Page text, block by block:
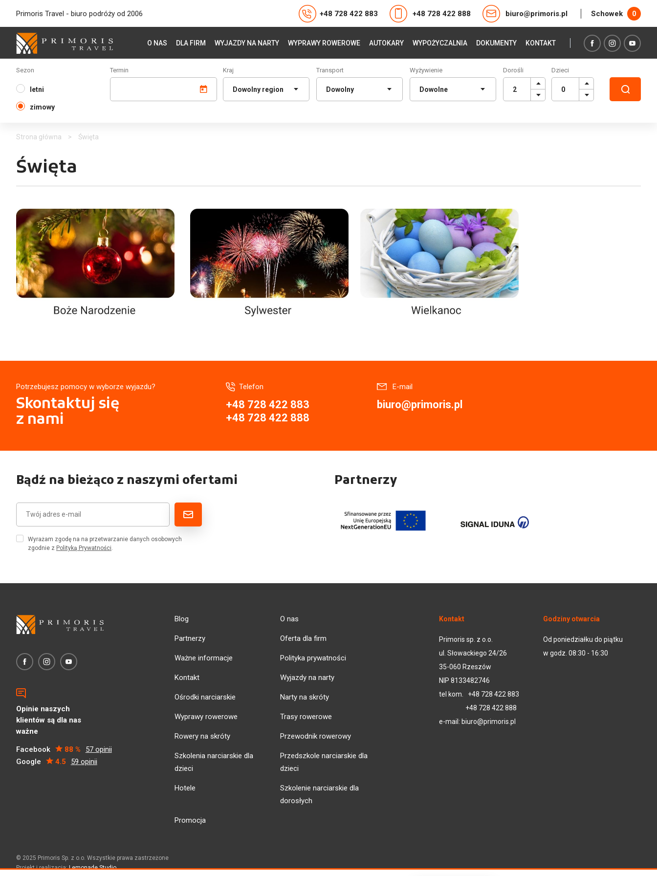
Primoris Travel - biuro podróży od 2006 +48 728 422 883 +48 728 422 888 biuro@primoris.pl Schowek 0
O NAS DLA FIRM WYJAZDY NA NARTY WYPRAWY ROWEROWE AUTOKARY WYPOŻYCZALNIA DOKUMENTY KONTAKT
Sezon
letni
zimowy
Termin Kraj Transport Wyżywienie Dorośli Dzieci
Strona główna > Święta
Święta
Potrzebujesz pomocy w wyborze wyjazdu?
Skontaktuj się
z nami
Telefon
+48 728 422 883
+48 728 422 888
E-mail
biuro@primoris.pl
Bądź na bieżąco z naszymi ofertami
Wyrażam zgodę na na przetwarzanie danych osobowych
zgodnie z Polityką Prywatności.
Partnerzy
Blog O nas
Partnerzy Oferta dla firm
Ważne informacje Polityka prywatności
Kontakt Wyjazdy na narty
Ośrodki narciarskie Narty na skróty
Wyprawy rowerowe Trasy rowerowe
Rowery na skróty Przewodnik rowerowy
Szkolenia narciarskie dla
dzieci
Przedszkole narciarskie dla
dzieci
Hotele
Szkolenie narciarskie dla
dorosłych
Promocja
Kontakt
Primoris sp. z o.o.
ul. Słowackiego 24/26
35-060 Rzeszów
NIP 8133482746
tel kom. +48 728 422 883
+48 728 422 888
e-mail: biuro@primoris.pl
Godziny otwarcia
Od poniedziałku do piątku
w godz. 08:30 - 16:30
Opinie naszych
klientów są dla nas
ważne
Facebook 88 %
57 opinii
Google
4.5 59 opinii
© 2025 Primoris Sp. z o.o. Wszystkie prawa zastrzeżone
Projekt i realizacja:Lemonade Studio